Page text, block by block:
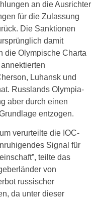
an die Ausrichter
für die Zulassung
Die Sanktionen
damit
die Olympische Charta
Luhansk und
Russlands Olympia-
aber durch einen
entzogen.
verurteilte die IOC-
Signal für
teilte das
von
russischer
da unter dieser